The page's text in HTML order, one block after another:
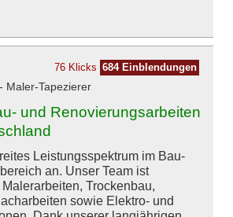
76 Klicks 684 Einblendungen
Maler-Tapezierer
und Renovierungsarbeiten
Leistungsspektrum im Bau-
an. Unser Team ist
Trockenbau,
sowie Elektro- und